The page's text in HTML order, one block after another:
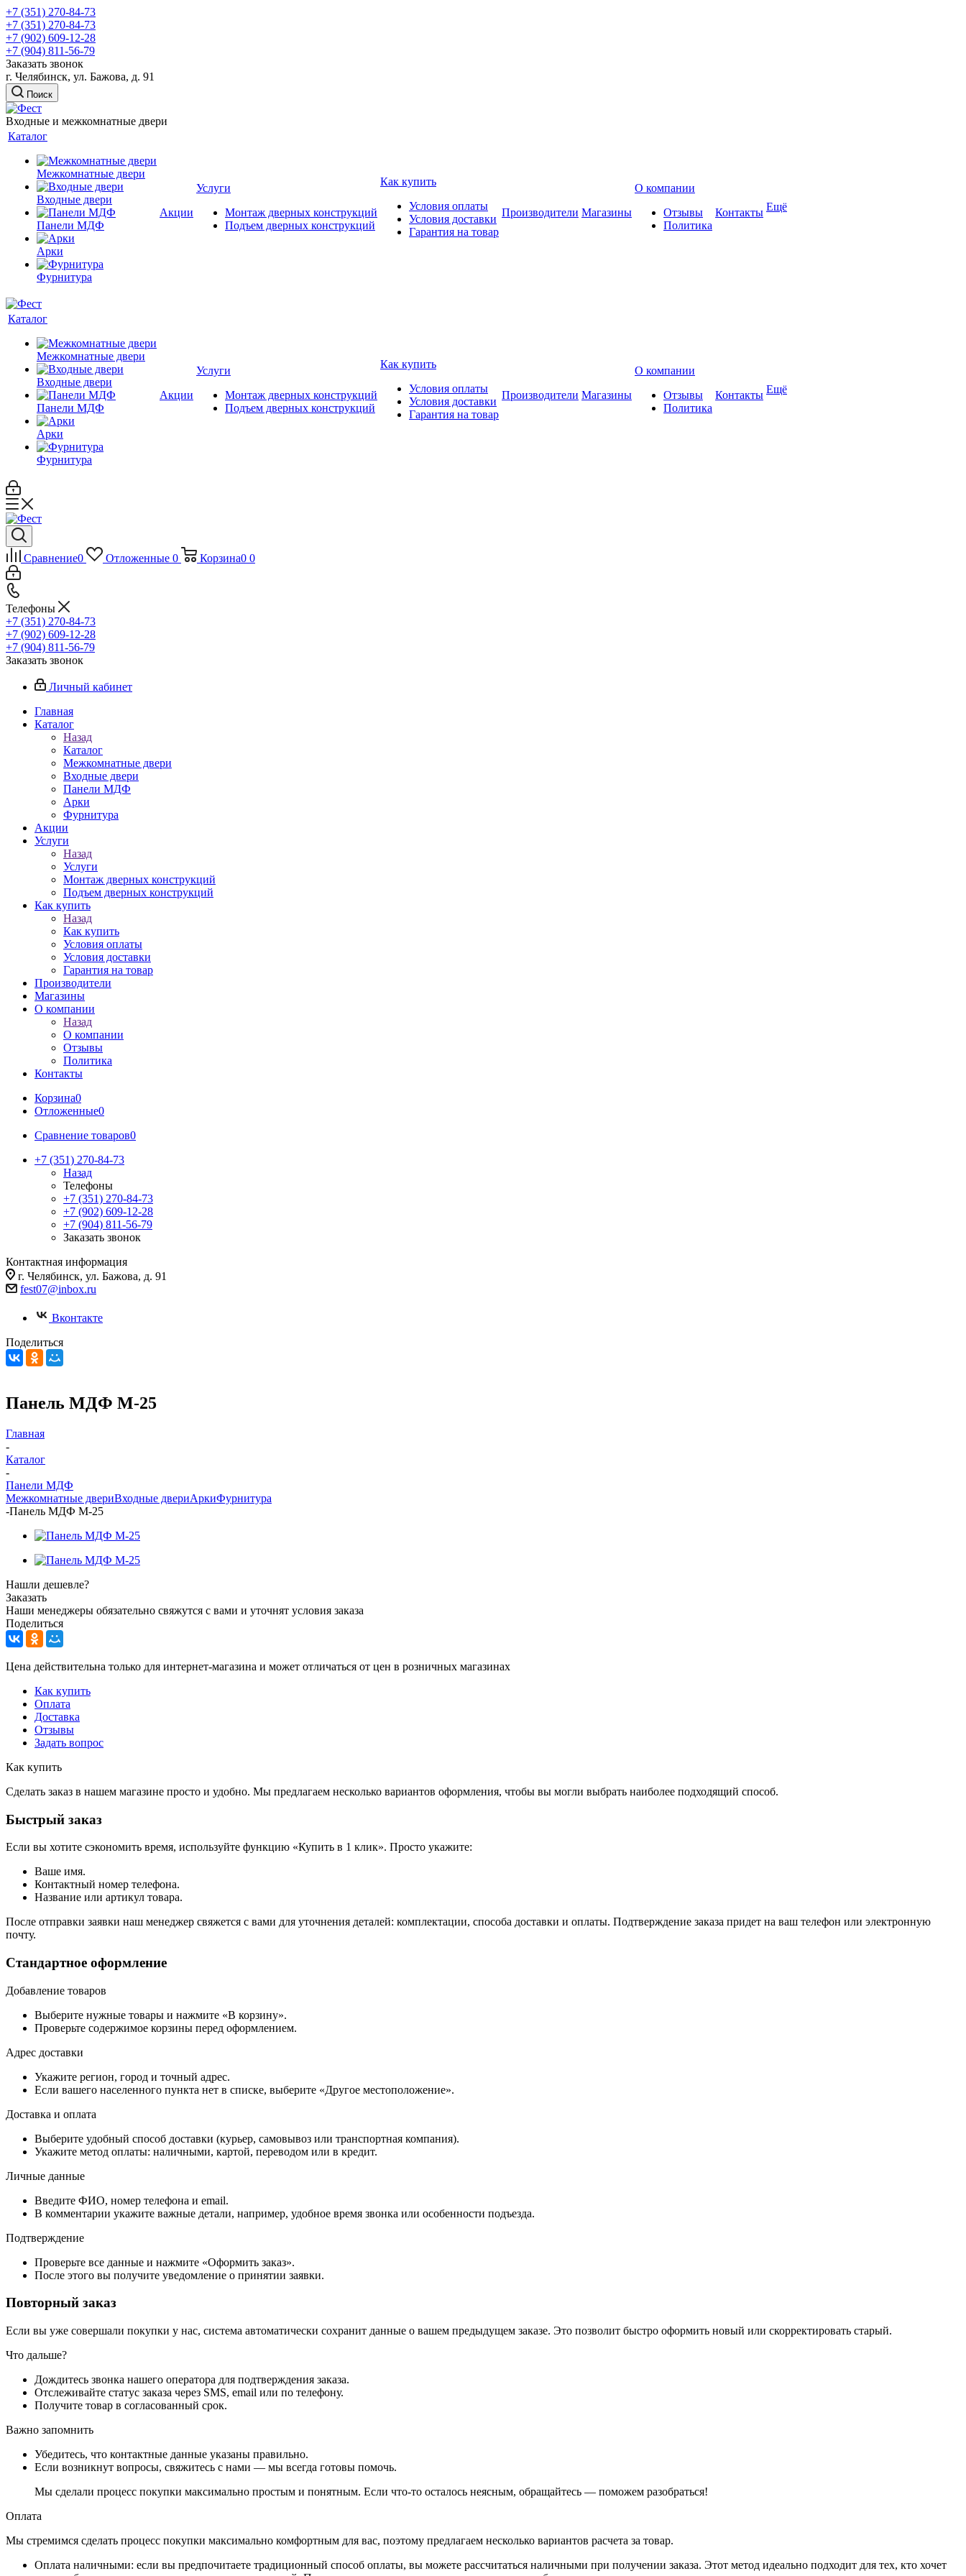
+7 (351) 270-84-73
+7 (351) 270-84-73
+7 (902) 609-12-28
+7 (904) 811-56-79
Заказать звонок
г. Челябинск, ул. Бажова, д. 91
Поиск
Входные и межкомнатные двери
Каталог
Межкомнатные двери
Входные двери
Панели МДФ
Арки
Фурнитура
Акции
Услуги
Монтаж дверных конструкций
Подъем дверных конструкций
Как купить
Условия оплаты
Условия доставки
Гарантия на товар
Производители Магазины
О компании
Отзывы
Политика
Контакты Ещё
Каталог
Межкомнатные двери
Входные двери
Панели МДФ
Арки
Фурнитура
Акции
Услуги
Монтаж дверных конструкций
Подъем дверных конструкций
Как купить
Условия оплаты
Условия доставки
Гарантия на товар
Производители Магазины
О компании
Отзывы
Политика
Контакты Ещё
Сравнение0 Отложенные 0 Корзина0 0
Телефоны
+7 (351) 270-84-73
+7 (902) 609-12-28
+7 (904) 811-56-79
Заказать звонок
Личный кабинет
Главная
Каталог
Назад
Каталог
Межкомнатные двери
Входные двери
Панели МДФ
Арки
Фурнитура
Акции
Услуги
Назад
Услуги
Монтаж дверных конструкций
Подъем дверных конструкций
Как купить
Назад
Как купить
Условия оплаты
Условия доставки
Гарантия на товар
Производители
Магазины
О компании
Назад
О компании
Отзывы
Политика
Контакты
Корзина0
Отложенные0
Сравнение товаров0
+7 (351) 270-84-73
Назад
Телефоны
+7 (351) 270-84-73
+7 (902) 609-12-28
+7 (904) 811-56-79
Заказать звонок
Контактная информация
г. Челябинск, ул. Бажова, д. 91
fest07@inbox.ru
Вконтакте
Поделиться
Панель МДФ М-25
Главная
-
Каталог
-
Панели МДФ
Межкомнатные двериВходные двериАркиФурнитура
-Панель МДФ М-25
Нашли дешевле?
Заказать
Наши менеджеры обязательно свяжутся с вами и уточнят условия заказа
Поделиться
Цена действительна только для интернет-магазина и может отличаться от цен в розничных магазинах
Как купить
Оплата
Доставка
Отзывы
Задать вопрос
Как купить
Сделать заказ в нашем магазине просто и удобно. Мы предлагаем несколько вариантов оформления, чтобы вы могли выбрать наиболее подходящий способ.
Быстрый заказ
Если вы хотите сэкономить время, используйте функцию «Купить в 1 клик». Просто укажите:
Ваше имя.
Контактный номер телефона.
Название или артикул товара.
После отправки заявки наш менеджер свяжется с вами для уточнения деталей: комплектации, способа доставки и оплаты. Подтверждение заказа придет на ваш телефон или электронную
почту.
Стандартное оформление
Добавление товаров
Выберите нужные товары и нажмите «В корзину».
Проверьте содержимое корзины перед оформлением.
Адрес доставки
Укажите регион, город и точный адрес.
Если вашего населенного пункта нет в списке, выберите «Другое местоположение».
Доставка и оплата
Выберите удобный способ доставки (курьер, самовывоз или транспортная компания).
Укажите метод оплаты: наличными, картой, переводом или в кредит.
Личные данные
Введите ФИО, номер телефона и email.
В комментарии укажите важные детали, например, удобное время звонка или особенности подъезда.
Подтверждение
Проверьте все данные и нажмите «Оформить заказ».
После этого вы получите уведомление о принятии заявки.
Повторный заказ
Если вы уже совершали покупки у нас, система автоматически сохранит данные о вашем предыдущем заказе. Это позволит быстро оформить новый или скорректировать старый.
Что дальше?
Дождитесь звонка нашего оператора для подтверждения заказа.
Отслеживайте статус заказа через SMS, email или по телефону.
Получите товар в согласованный срок.
Важно запомнить
Убедитесь, что контактные данные указаны правильно.
Если возникнут вопросы, свяжитесь с нами — мы всегда готовы помочь.
Мы сделали процесс покупки максимально простым и понятным. Если что-то осталось неясным, обращайтесь — поможем разобраться!
Оплата
Мы стремимся сделать процесс покупки максимально комфортным для вас, поэтому предлагаем несколько вариантов расчета за товар.
Оплата наличными: если вы предпочитаете традиционный способ оплаты, вы можете рассчитаться наличными при получении заказа. Этот метод идеально подходит для тех, кто хочет